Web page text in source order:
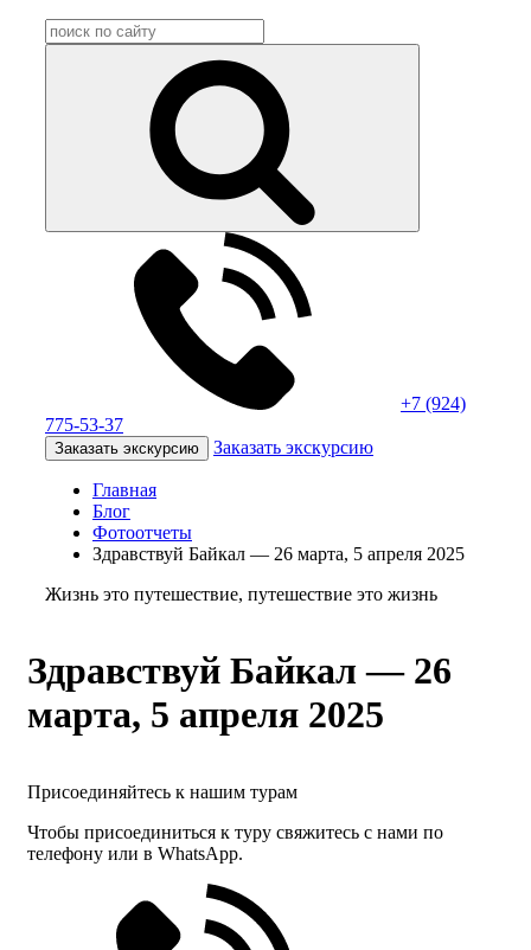
+7 (924)
775-53-37
Заказать экскурсию Заказать экскурсию
Главная
Блог
Фотоотчеты
Здравствуй Байкал — 26 марта, 5 апреля 2025
Жизнь это путешествие, путешествие это жизнь
Здравствуй Байкал — 26
марта, 5 апреля 2025
Присоединяйтесь к нашим турам
Чтобы присоединиться к туру свяжитесь с нами по
телефону или в WhatsApp.